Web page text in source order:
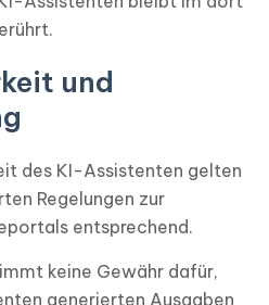
und
des KI-Assistenten gelten
Regelungen zur
entsprechend.
keine Gewähr dafür,
generierten Ausgaben